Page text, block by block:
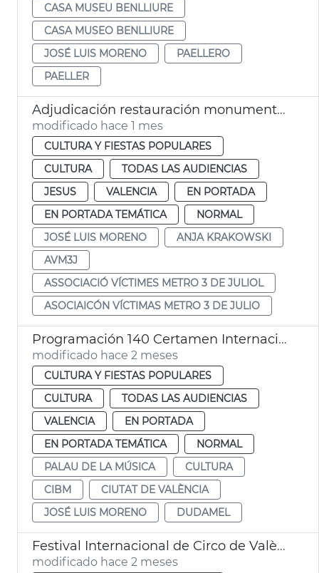
CASA MUSEU BENLLIURE
CASA MUSEO BENLLIURE
JOSÉ LUIS MORENO
PAELLERO
PAELLER
Adjudicación restauración monumento víctimas metro 3-J
modificado hace 1 mes
CULTURA Y FIESTAS POPULARES
CULTURA
TODAS LAS AUDIENCIAS
JESUS
VALENCIA
EN PORTADA
EN PORTADA TEMÁTICA
NORMAL
JOSÉ LUIS MORENO
ANJA KRAKOWSKI
AVM3J
ASSOCIACIÓ VÍCTIMES METRO 3 DE JULIOL
ASOCIAICÓN VÍCTIMAS METRO 3 DE JULIO
Programación 140 Certamen Internacional Bandas Música Ciudad València
modificado hace 2 meses
CULTURA Y FIESTAS POPULARES
CULTURA
TODAS LAS AUDIENCIAS
VALENCIA
EN PORTADA
EN PORTADA TEMÁTICA
NORMAL
PALAU DE LA MÚSICA
CULTURA
CIBM
CIUTAT DE VALÈNCIA
JOSÉ LUIS MORENO
DUDAMEL
Festival Internacional de Circo de València Contorsions
modificado hace 2 meses